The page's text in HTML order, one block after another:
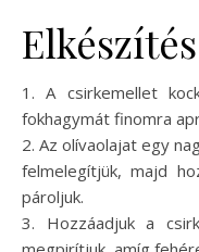
Elkészítés
1. A csirkemellet
fokhagymát finomra
2. Az olívaolajat egy
felmelegítjük, majd
pároljuk.
3. Hozzáadjuk a